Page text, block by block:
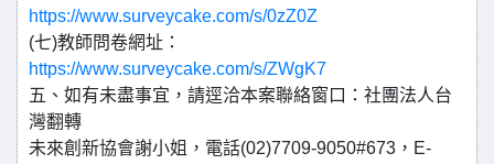
https://www.surveycake.com/s/0zZ0Z
(七)教師問卷網址：
https://www.surveycake.com/s/ZWgK7
五、如有未盡事宜，請逕洽本案聯絡窗口：社團法人台
灣翻轉
未來創新協會謝小姐，電話(02)7709-9050#673，E-